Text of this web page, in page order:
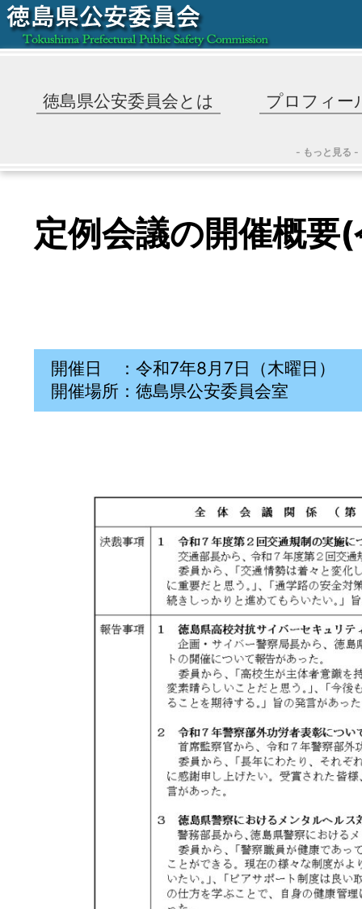
徳島県公安委員会とは プロフィー
- もっと見る -
定例会議の開催概要
開催日 ：令和7年8月7日（木曜日）
開催場所：徳島県公安委員会室